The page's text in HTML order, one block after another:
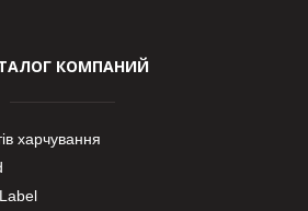
КОМПАНИЙ
харчування